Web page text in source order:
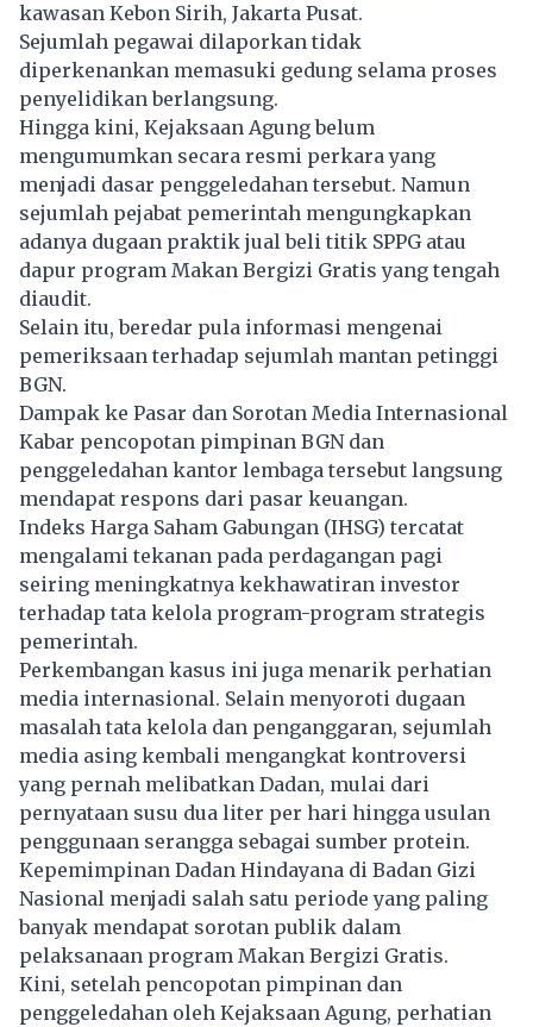
kawasan Kebon Sirih, Jakarta Pusat.
Sejumlah pegawai dilaporkan tidak
diperkenankan memasuki gedung selama proses
penyelidikan berlangsung.
Hingga kini, Kejaksaan Agung belum
mengumumkan secara resmi perkara yang
menjadi dasar penggeledahan tersebut. Namun
sejumlah pejabat pemerintah mengungkapkan
adanya dugaan praktik jual beli titik SPPG atau
dapur program Makan Bergizi Gratis yang tengah
diaudit.
Selain itu, beredar pula informasi mengenai
pemeriksaan terhadap sejumlah mantan petinggi
BGN.
Dampak ke Pasar dan Sorotan Media Internasional
Kabar pencopotan pimpinan BGN dan
penggeledahan kantor lembaga tersebut langsung
mendapat respons dari pasar keuangan.
Indeks Harga Saham Gabungan (IHSG) tercatat
mengalami tekanan pada perdagangan pagi
seiring meningkatnya kekhawatiran investor
terhadap tata kelola program-program strategis
pemerintah.
Perkembangan kasus ini juga menarik perhatian
media internasional. Selain menyoroti dugaan
masalah tata kelola dan penganggaran, sejumlah
media asing kembali mengangkat kontroversi
yang pernah melibatkan Dadan, mulai dari
pernyataan susu dua liter per hari hingga usulan
penggunaan serangga sebagai sumber protein.
Kepemimpinan Dadan Hindayana di Badan Gizi
Nasional menjadi salah satu periode yang paling
banyak mendapat sorotan publik dalam
pelaksanaan program Makan Bergizi Gratis.
Kini, setelah pencopotan pimpinan dan
penggeledahan oleh Kejaksaan Agung, perhatian